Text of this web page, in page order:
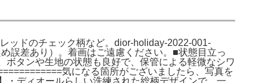
ッドのチェック柄など。dior-holiday-2022-001-
あり）。着画はご遠慮ください。■状態目立っ
タンや生地の状態も良好で、保管による軽微なシワ
気になる箇所がございましたら、写真を
・ディオールらしい洗練された総柄デザインで、一